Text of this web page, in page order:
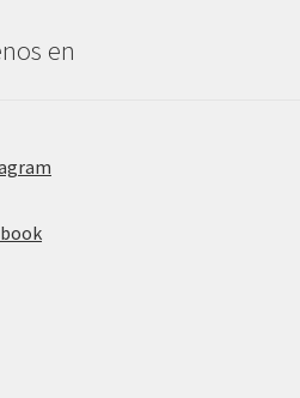
en